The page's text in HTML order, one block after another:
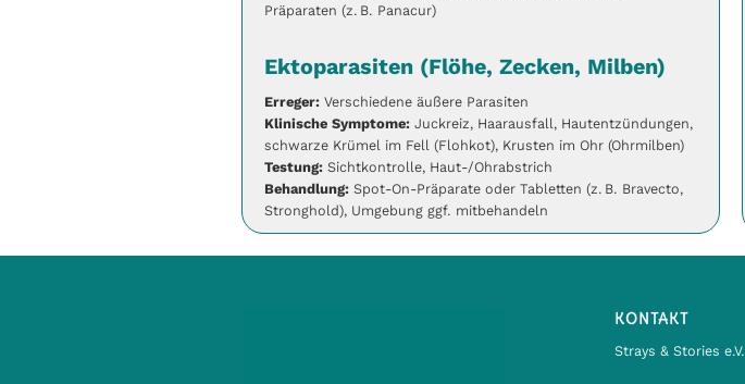
Präparaten (z. B. Panacur)
Ektoparasiten (Flöhe, Zecken, Milben)
Erreger: Verschiedene äußere Parasiten
Klinische Symptome: Juckreiz, Haarausfall, Hautentzündungen,
schwarze Krümel im Fell (Flohkot), Krusten im Ohr (Ohrmilben)
Testung: Sichtkontrolle, Haut-/Ohrabstrich
Behandlung: Spot-On-Präparate oder Tabletten (z. B. Bravecto,
Stronghold), Umgebung ggf. mitbehandeln
KONTAKT
Strays & Stories e.V.